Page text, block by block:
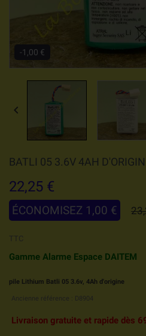
-1,00 €

BATLI 05 3.6V 4AH
22,25 €
ÉCONOMISEZ 1,00 €
TTC
Gamme Alarme Espace DAITEM
pile Lithium Batli 05 3.6v, 4Ah d'origine
Ancienne référence : D8904
Livraison gratuite et rapide dès